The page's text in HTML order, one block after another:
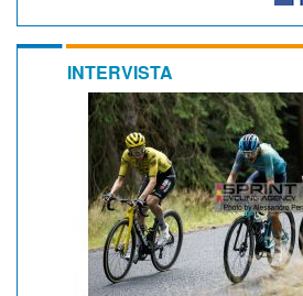
INTERVISTA